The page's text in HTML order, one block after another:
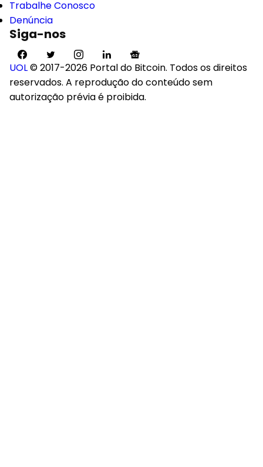
Trabalhe Conosco
Denúncia
Siga-nos
UOL© 2017-2026 Portal do Bitcoin. Todos os direitos
reservados. A reprodução do conteúdo sem
autorização prévia é proibida.